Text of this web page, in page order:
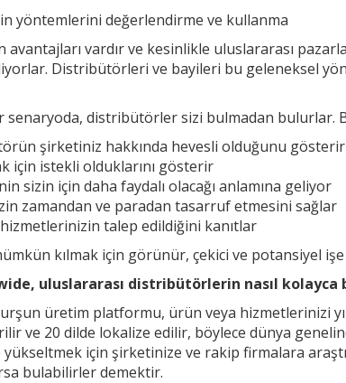
yöntemlerini değerlendirme ve kullanma
avantajları vardır ve kesinlikle uluslararası
Distribütörleri ve bayileri bu geleneksel
senaryoda, distribütörler sizi bulmadan bulurlar.
şirketiniz hakkında hevesli olduğunu gösterir
için istekli olduklarını gösterir
sizin için daha faydalı olacağı anlamına geliyor
zamandan ve paradan tasarruf etmesini sağlar
talep edildiğini kanıtlar
kılmak için görünür, çekici ve potansiyel
uluslararası distribütörlerin nasıl
üretim platformu, ürün veya hizmetlerinizi
ve 20 dilde lokalize edilir, böylece dünya
için şirketinize ve rakip firmalara
bulabilirler demektir.